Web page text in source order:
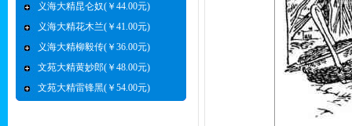
义海大精昆仑奴(￥44.00元)
义海大精花木兰(￥41.00元)
义海大精柳毅传(￥36.00元)
文苑大精黄妙郎(￥48.00元)
文苑大精雷锋黑(￥54.00元)